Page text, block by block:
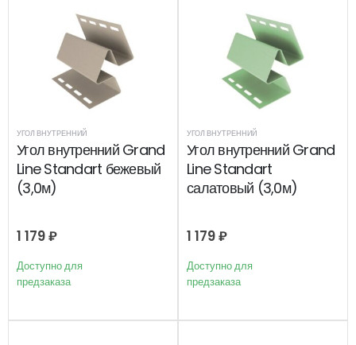
УГОЛ ВНУТРЕННИЙ
Угол внутренний Grand
Line Standart бежевый
(3,0м)
1 179₽
Доступно для
предзаказа
УГОЛ ВНУТРЕННИЙ
Угол внутренний Grand
Line Standart
салатовый (3,0м)
1 179₽
Доступно для
предзаказа